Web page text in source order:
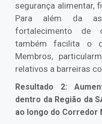
segurança alimentar,
Para além da
fortalecimento de
também facilita o
Membros,
relativos a barreiras
Resultado 2:
dentro da Região da
ao longo do Corredor